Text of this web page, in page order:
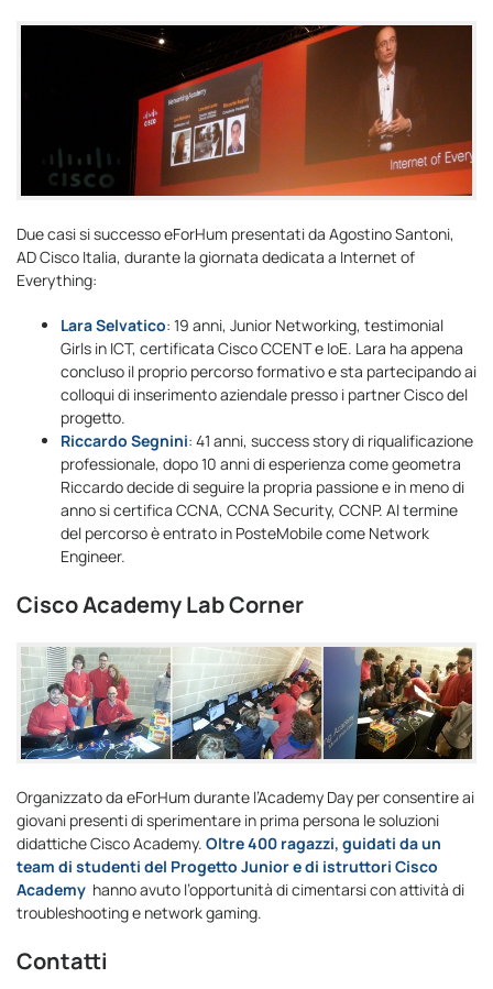
Due casi si successo eForHum presentati da Agostino Santoni,
AD Cisco Italia, durante la giornata dedicata a Internet of
Everything:
Lara Selvatico: 19 anni, Junior Networking, testimonial
Girls in ICT, certificata Cisco CCENT e IoE. Lara ha appena
concluso il proprio percorso formativo e sta partecipando ai
colloqui di inserimento aziendale presso i partner Cisco del
progetto.
Riccardo Segnini: 41 anni, success story di riqualificazione
professionale, dopo 10 anni di esperienza come geometra
Riccardo decide di seguire la propria passione e in meno di
anno si certifica CCNA, CCNA Security, CCNP. Al termine
del percorso è entrato in PosteMobile come Network
Engineer.
Cisco Academy Lab Corner
Organizzato da eForHum durante l’Academy Day per consentire ai
giovani presenti di sperimentare in prima persona le soluzioni
didattiche Cisco Academy. Oltre 400 ragazzi, guidati da un
team di studenti del Progetto Junior e di istruttori Cisco
Academy hanno avuto l’opportunità di cimentarsi con attività di
troubleshooting e network gaming.
Contatti